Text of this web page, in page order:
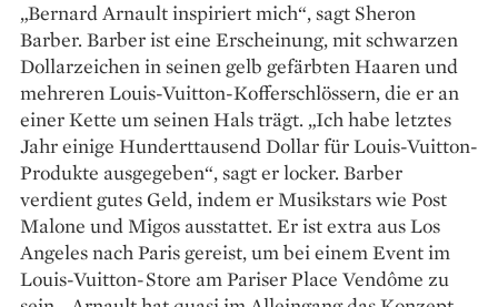
„Bernard Arnault inspiriert mich“, sagt Sheron
Barber. Barber ist eine Erscheinung, mit schwarzen
Dollarzeichen in seinen gelb gefärbten Haaren und
mehreren Louis-Vuitton-Kofferschlössern, die er an
einer Kette um seinen Hals trägt. „Ich habe letztes
Jahr einige Hunderttausend Dollar für Louis-Vuitton-
Produkte ausgegeben“, sagt er locker. Barber
verdient gutes Geld, indem er Musikstars wie Post
Malone und Migos ausstattet. Er ist extra aus Los
Angeles nach Paris gereist, um bei einem Event im
Louis-Vuitton-Store am Pariser Place Vendôme zu